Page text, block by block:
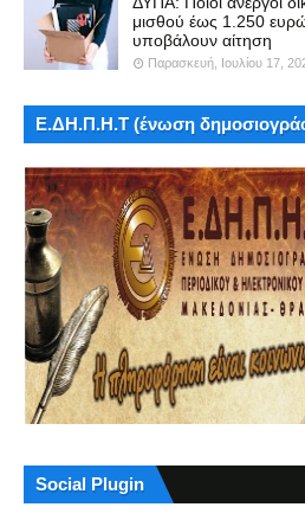
μισθού έως 1.250
υποβάλουν αίτηση
Παρασκευή, Ιουλίου 17,
Ε.ΔΗ.Π.Η.Τ (ένωση
Social Plugin